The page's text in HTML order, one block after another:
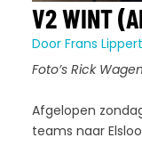
V2 WINT
DoorFrans
Foto’s Rick
Afgelopen
teams naar